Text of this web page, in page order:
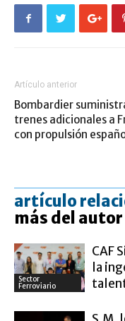
Artículo anterior
Bombardier
trenes adicionales a
con propulsión
artículo
más del autor
Sector
Ferroviario
CAF
la